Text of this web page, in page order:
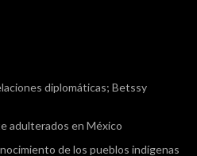
diplomáticas; Betssy
adulterados en México
de los pueblos indígenas